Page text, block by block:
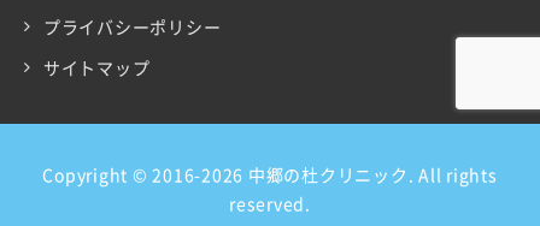
プライバシーポリシー
サイトマップ
Copyright © 2016-2026 中郷の杜クリニック. All rights
reserved.